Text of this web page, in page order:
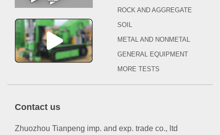
ROCK AND AGGREGATE
SOIL
METAL AND NONMETAL
GENERAL EQUIPMENT
MORE TESTS
Contact us
Zhuozhou Tianpeng imp. and exp. trade co., ltd